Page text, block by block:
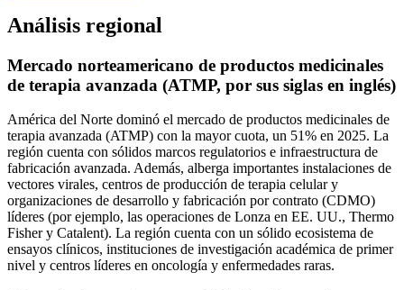
Análisis regional
Mercado norteamericano de productos medicinales
de terapia avanzada (ATMP, por sus siglas en inglés)
América del Norte dominó el mercado de productos medicinales de
terapia avanzada (ATMP) con la mayor cuota, un 51% en 2025. La
región cuenta con sólidos marcos regulatorios e infraestructura de
fabricación avanzada. Además, alberga importantes instalaciones de
vectores virales, centros de producción de terapia celular y
organizaciones de desarrollo y fabricación por contrato (CDMO)
líderes (por ejemplo, las operaciones de Lonza en EE. UU., Thermo
Fisher y Catalent). La región cuenta con un sólido ecosistema de
ensayos clínicos, instituciones de investigación académica de primer
nivel y centros líderes en oncología y enfermedades raras.